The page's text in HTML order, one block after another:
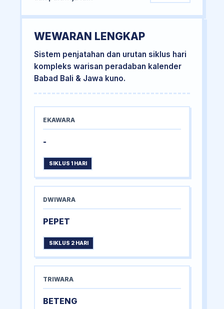
WEWARAN LENGKAP
Sistem penjatahan dan urutan siklus hari
kompleks warisan peradaban kalender
Babad Bali & Jawa kuno.
EKAWARA
-
SIKLUS 1 HARI
DWIWARA
PEPET
SIKLUS 2 HARI
TRIWARA
BETENG